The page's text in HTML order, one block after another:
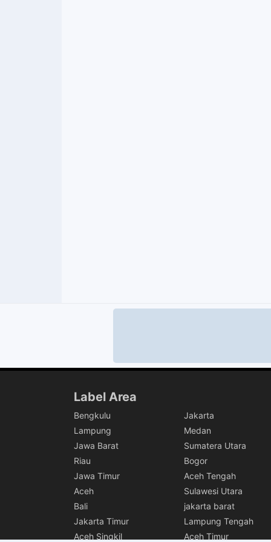
Label Area
Bengkulu
Jakarta
Lampung
Medan
Jawa Barat
Sumatera Utara
Riau
Bogor
Jawa Timur
Aceh Tengah
Aceh
Sulawesi Utara
Bali
jakarta barat
Jakarta Timur
Lampung Tengah
Aceh Singkil
Aceh Timur